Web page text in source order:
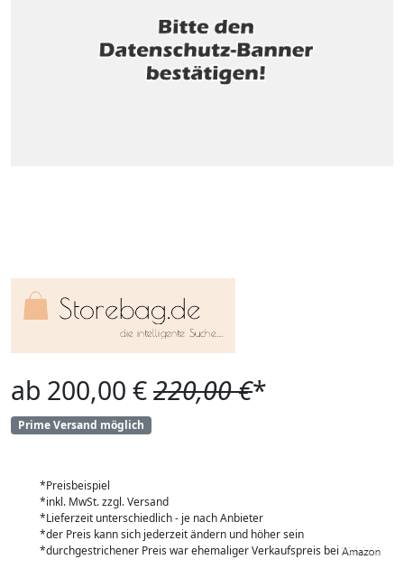
ab 200,00 €220,00 €*
Prime Versand möglich
*Preisbeispiel
*inkl. MwSt. zzgl. Versand
*Lieferzeit unterschiedlich - je nach Anbieter
*der Preis kann sich jederzeit ändern und höher sein
*durchgestrichener Preis war ehemaliger Verkaufspreis bei